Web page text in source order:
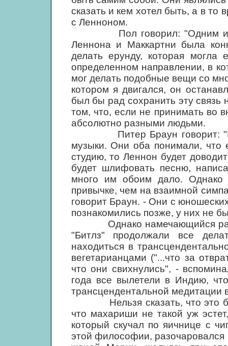
сказать и кем хотел быть, а в то
с Ленноном.
Пол говорил: "Одним из
Леннона и Маккартни была
делать ерунду, которая могла
определенном направлении, в
мог делать подобные вещи со
котором я двигался, он
был бы рад сохранить эту связь
том, что, если не принимать во
абсолютно разными людьми.
Питер Браун говорит:
музыки. Они оба понимали,
студию, то Леннон будет
будет шлифовать песню,
много им обоим дало. Однако
привычке, чем на взаимной
говорит Браун. - Они с
познакомились позже, у них не
Однако намечающийся
"Битлз" продолжали все
находиться в
вегетарианцами ("...что за
что они свихнулись", -
года все вылетели в Индию,
трансцендентальной медитации
Нельзя сказать, что это
что махариши не такой уж
который скучал по яичнице с
этой философии,